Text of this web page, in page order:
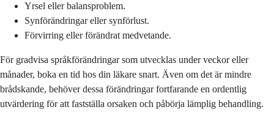
Yrsel eller balansproblem.
Synförändringar eller synförlust.
Förvirring eller förändrat medvetande.
För gradvisa språkförändringar som utvecklas under veckor eller
månader, boka en tid hos din läkare snart. Även om det är mindre
brådskande, behöver dessa förändringar fortfarande en ordentlig
utvärdering för att fastställa orsaken och påbörja lämplig behandling.